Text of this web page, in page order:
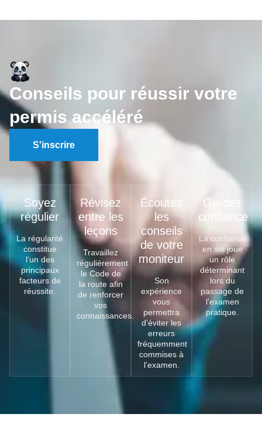
Conseils pour réussir votre
permis accéléré
S'inscrire
Soyez
régulier
La régularité
constitue
l’un des
principaux
facteurs de
réussite.
Révisez
entre les
leçons
Travaillez
régulièrement
le Code de
la route afin
de renforcer
vos
connaissances.
Écoutez
les
conseils
de votre
moniteur
Son
expérience
vous
permettra
d’éviter les
erreurs
fréquemment
commises à
l’examen.
Gardez
confiance
La confiance
en soi joue
un rôle
déterminant
lors du
passage de
l’examen
pratique.